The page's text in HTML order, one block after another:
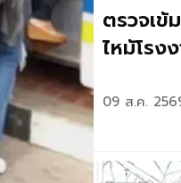
ตรวจเ
ไหม้โรง
09 ส.ค.